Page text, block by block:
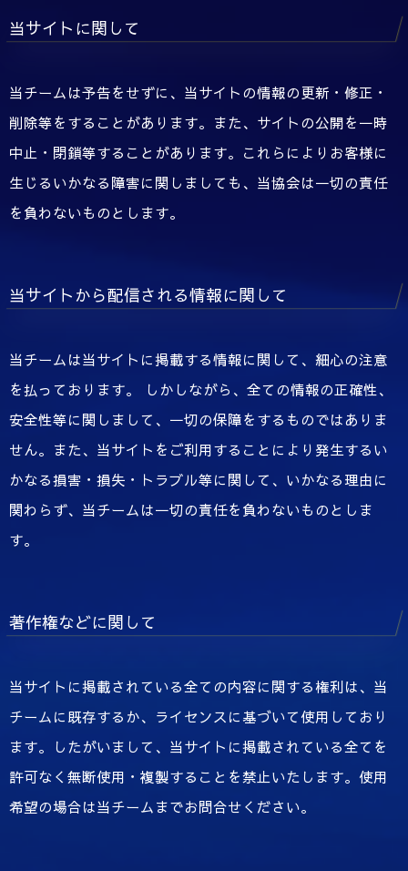
当サイトに関して
当チームは予告をせずに、当サイトの情報の更新・修正・
削除等をすることがあります。また、サイトの公開を一時
中止・閉鎖等することがあります。これらによりお客様に
生じるいかなる障害に関しましても、当協会は一切の責任
を負わないものとします。
当サイトから配信される情報に関して
当チームは当サイトに掲載する情報に関して、細心の注意
を払っております。 しかしながら、全ての情報の正確性、
安全性等に関しまして、一切の保障をするものではありま
せん。また、当サイトをご利用することにより発生するい
かなる損害・損失・トラブル等に関して、いかなる理由に
関わらず、当チームは一切の責任を負わないものとしま
す。
著作権などに関して
当サイトに掲載されている全ての内容に関する権利は、当
チームに既存するか、ライセンスに基づいて使用しており
ます。したがいまして、当サイトに掲載されている全てを
許可なく無断使用・複製することを禁止いたします。使用
希望の場合は当チームまでお問合せください。